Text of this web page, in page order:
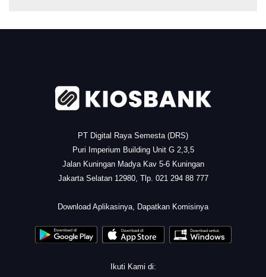
PT Digital Raya Semesta (DRS)
Puri Imperium Building Unit G 2,3,5
Jalan Kuningan Madya Kav 5-6 Kuningan
Jakarta Selatan 12980, Tlp. 021 294 88 777
Download Aplikasinya, Dapatkan Komisinya
Ikuti Kami di: